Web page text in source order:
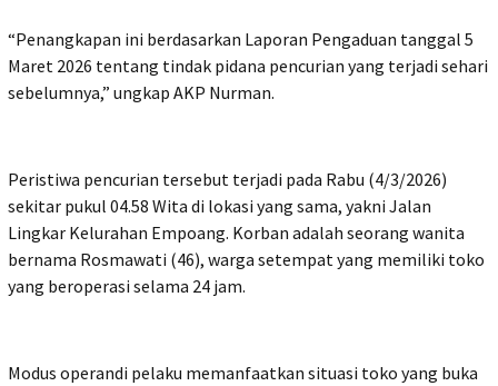
“Penangkapan ini berdasarkan Laporan Pengaduan tanggal 5
Maret 2026 tentang tindak pidana pencurian yang terjadi sehari
sebelumnya,” ungkap AKP Nurman.
Peristiwa pencurian tersebut terjadi pada Rabu (4/3/2026)
sekitar pukul 04.58 Wita di lokasi yang sama, yakni Jalan
Lingkar Kelurahan Empoang. Korban adalah seorang wanita
bernama Rosmawati (46), warga setempat yang memiliki toko
yang beroperasi selama 24 jam.
Modus operandi pelaku memanfaatkan situasi toko yang buka